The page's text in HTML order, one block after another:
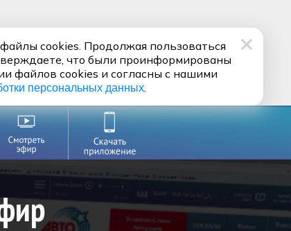
cookies. Продолжая пользоваться
что были проинформированы
файлов cookies и согласны с нашими
персональных данных.